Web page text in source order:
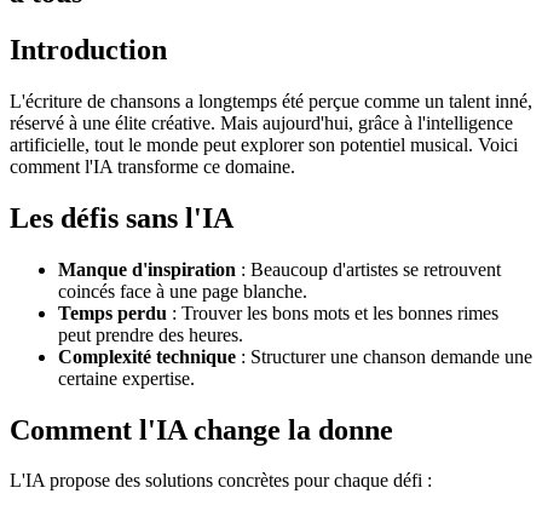
Introduction
L'écriture de chansons a longtemps été perçue comme un talent inné,
réservé à une élite créative. Mais aujourd'hui, grâce à l'intelligence
artificielle, tout le monde peut explorer son potentiel musical. Voici
comment l'IA transforme ce domaine.
Les défis sans l'IA
Manque d'inspiration : Beaucoup d'artistes se retrouvent
coincés face à une page blanche.
Temps perdu : Trouver les bons mots et les bonnes rimes
peut prendre des heures.
Complexité technique : Structurer une chanson demande une
certaine expertise.
Comment l'IA change la donne
L'IA propose des solutions concrètes pour chaque défi :